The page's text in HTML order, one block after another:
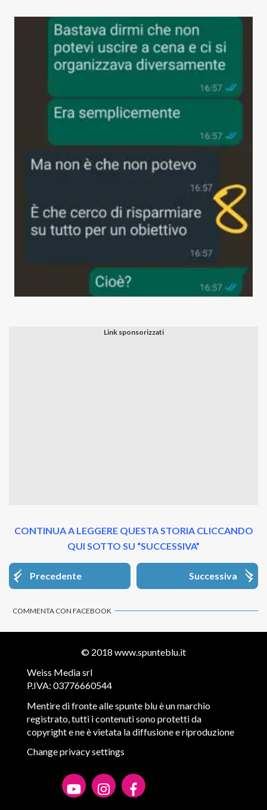
CONTINUA A LEGGERE QUESTA STORIA CLICCANDO
QUI SOTTO SU “SUCCESSIVA”
Precedente Successiva
COMMENTA CON FACEBOOK
© 2018 www.spunteblu.it
Weiss Media srl
P.IVA: 03776660544
Mentire di fronte alle spunte blu è un marchio
registrato, tutti i contenuti sono protetti da
copyright e ne è vietata la diffusione e riproduzione
Change privacy settings